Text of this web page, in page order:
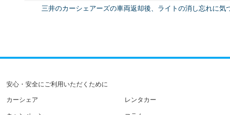
三井のカーシェアーズの車両返却後、ライトの消し忘れに気
安心・安全にご利用いただくために
カーシェア レンタカー